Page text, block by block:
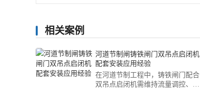
相关案例
河道节制闸铸铁闸门双吊点启闭机
配套安装应用经验
在河道节制工程中，铸铁闸门配合
双吊点启闭机需维持流量调控、防